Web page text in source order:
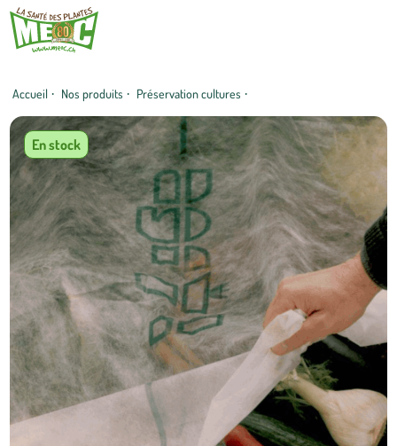
Accueil · Nos produits · Préservation cultures ·
En stock